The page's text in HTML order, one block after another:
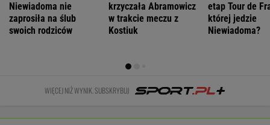
Niewiadoma nie
zaprosiła na ślub
swoich rodziców
krzyczała Abramowicz
w trakcie meczu z
Kostiuk
etap Tour de
której jedzie
Niewiadoma?
WIĘCEJ NIŻ WYNIK. SUBSKRYBUJ